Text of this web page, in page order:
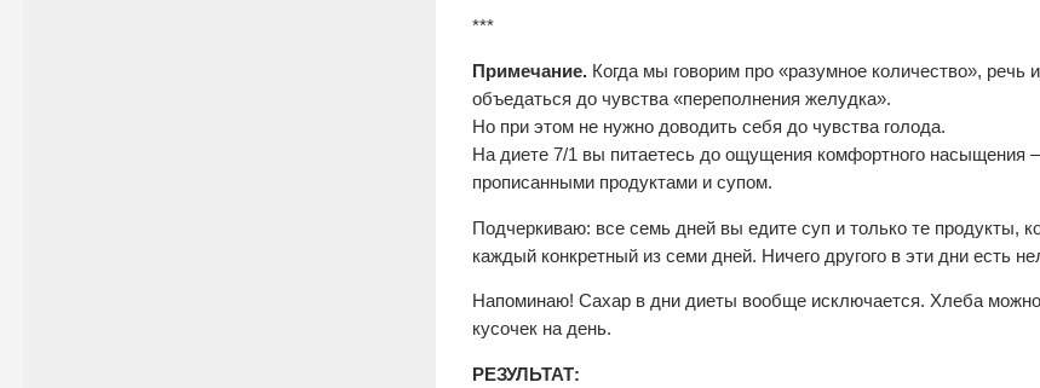
***
Примечание. Когда мы говорим про «разумное количество», речь
объедаться до чувства «переполнения желудка».
Но при этом не нужно доводить себя до чувства голода.
На диете 7/1 вы питаетесь до ощущения комфортного насыщения
прописанными продуктами и супом.
Подчеркиваю: все семь дней вы едите суп и только те продукты,
каждый конкретный из семи дней. Ничего другого в эти дни есть
Напоминаю! Сахар в дни диеты вообще исключается. Хлеба можно
кусочек на день.
РЕЗУЛЬТАТ: